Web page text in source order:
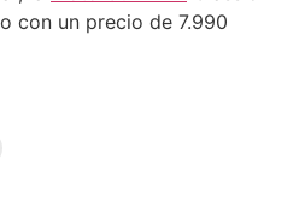
con un precio de 7.990